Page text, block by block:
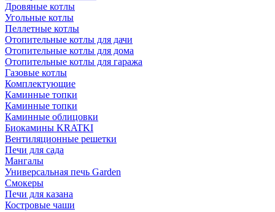
Дровяные котлы
Угольные котлы
Пеллетные котлы
Отопительные котлы для дачи
Отопительные котлы для дома
Отопительные котлы для гаража
Газовые котлы
Комплектующие
Каминные топки
Каминные топки
Каминные облицовки
Биокамины KRATKI
Вентиляционные решетки
Печи для сада
Мангалы
Универсальная печь Garden
Смокеры
Печи для казана
Костровые чаши